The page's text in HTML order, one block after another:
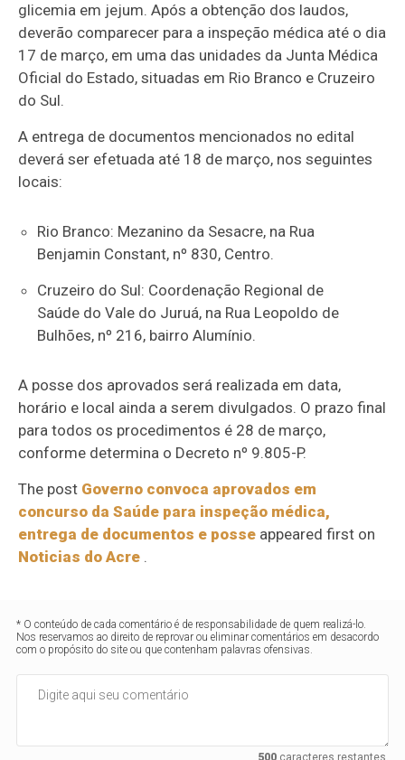
glicemia em jejum. Após a obtenção dos laudos,
deverão comparecer para a inspeção médica até o dia
17 de março, em uma das unidades da Junta Médica
Oficial do Estado, situadas em Rio Branco e Cruzeiro
do Sul.
A entrega de documentos mencionados no edital
deverá ser efetuada até 18 de março, nos seguintes
locais:
Rio Branco: Mezanino da Sesacre, na Rua
Benjamin Constant, nº 830, Centro.
Cruzeiro do Sul: Coordenação Regional de
Saúde do Vale do Juruá, na Rua Leopoldo de
Bulhões, nº 216, bairro Alumínio.
A posse dos aprovados será realizada em data,
horário e local ainda a serem divulgados. O prazo final
para todos os procedimentos é 28 de março,
conforme determina o Decreto nº 9.805-P.
The post Governo convoca aprovados em
concurso da Saúde para inspeção médica,
entrega de documentos e posse appeared first on
Noticias do Acre .
* O conteúdo de cada comentário é de responsabilidade de quem realizá-lo.
Nos reservamos ao direito de reprovar ou eliminar comentários em desacordo
com o propósito do site ou que contenham palavras ofensivas.